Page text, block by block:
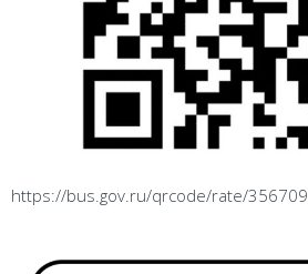
https://bus.gov.ru/qrcode/rate/356709